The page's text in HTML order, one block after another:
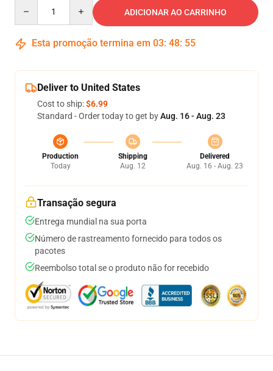
ADICIONAR AO CARRINHO
Esta promoção termina em 03: 48: 54
Deliver to United States
Cost to ship:$6.99
Standard - Order today to get byAug. 16 - Aug. 23
Production
Today
Shipping
Aug. 12
Delivered
Aug. 16 - Aug. 23
Transação segura
Entrega mundial na sua porta
Número de rastreamento fornecido para todos os
pacotes
Reembolso total se o produto não for recebido